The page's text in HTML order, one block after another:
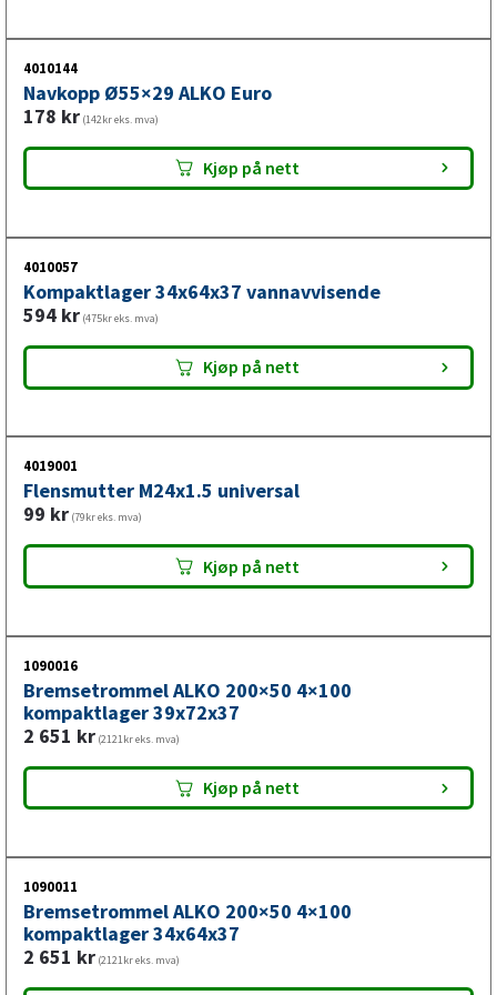
Se vår monteringsfilm for ALKO-bremser
4010144
Navkopp Ø55×29 ALKO Euro
178 kr (142kr eks. mva)
Kjøp på nett
4010057
Kompaktlager 34x64x37 vannavvisende
594 kr (475kr eks. mva)
Kjøp på nett
4019001
Flensmutter M24x1.5 universal
99 kr (79kr eks. mva)
Kjøp på nett
1090016
Bremsetrommel ALKO 200×50 4×100
kompaktlager 39x72x37
2 651 kr (2121kr eks. mva)
Kjøp på nett
1090011
Bremsetrommel ALKO 200×50 4×100
kompaktlager 34x64x37
2 651 kr (2121kr eks. mva)